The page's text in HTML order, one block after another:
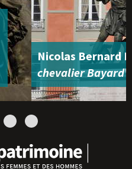
Nicolas Bernard
chevalier Bayard